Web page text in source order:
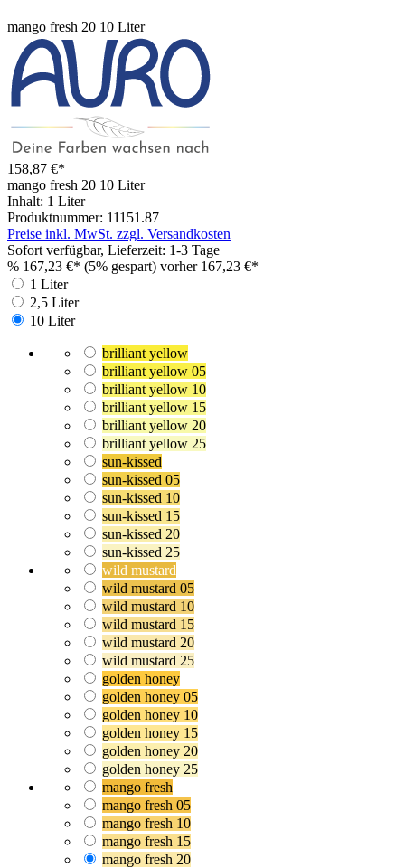
mango fresh 20 10 Liter
158,87 €*
mango fresh 20 10 Liter
Inhalt: 1 Liter
Produktnummer: 11151.87
Preise inkl. MwSt. zzgl. Versandkosten
Sofort verfügbar, Lieferzeit: 1-3 Tage
% 167,23 €* (5% gespart) vorher 167,23 €*
1 Liter
2,5 Liter
10 Liter
brilliant yellow
brilliant yellow 05
brilliant yellow 10
brilliant yellow 15
brilliant yellow 20
brilliant yellow 25
sun-kissed
sun-kissed 05
sun-kissed 10
sun-kissed 15
sun-kissed 20
sun-kissed 25
wild mustard
wild mustard 05
wild mustard 10
wild mustard 15
wild mustard 20
wild mustard 25
golden honey
golden honey 05
golden honey 10
golden honey 15
golden honey 20
golden honey 25
mango fresh
mango fresh 05
mango fresh 10
mango fresh 15
mango fresh 20